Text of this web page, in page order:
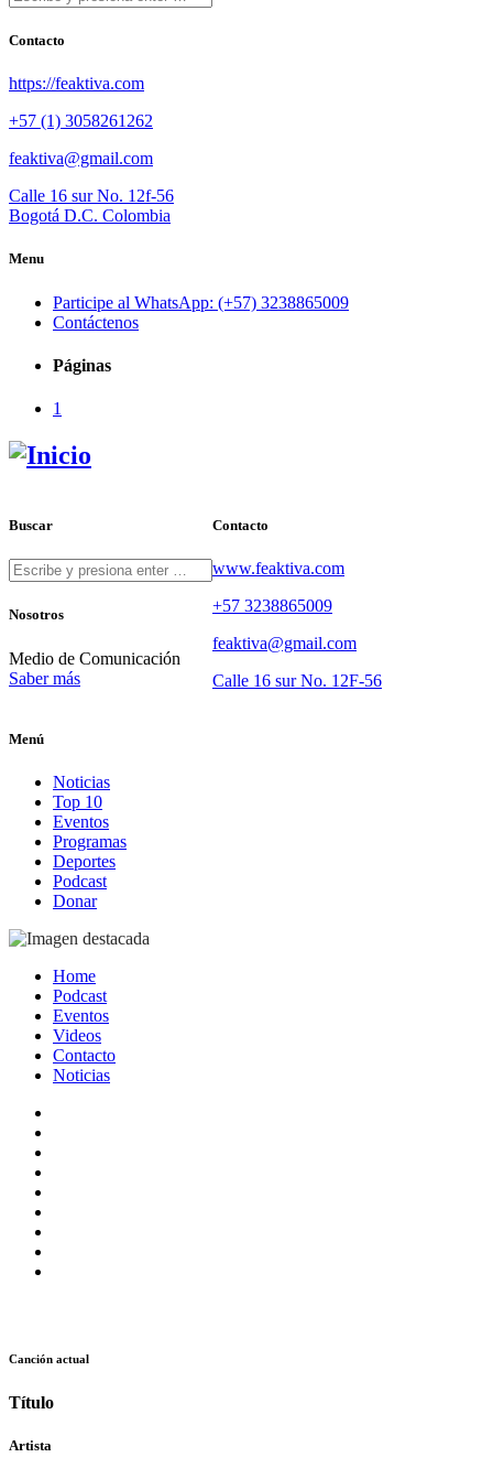
Contacto
https://feaktiva.com
+57 (1) 3058261262
feaktiva@gmail.com
Calle 16 sur No. 12f-56
Bogotá D.C. Colombia
Menu
Participe al WhatsApp: (+57) 3238865009
Contáctenos
Páginas
1
Buscar Contacto
www.feaktiva.com
+57 3238865009
feaktiva@gmail.com
Calle 16 sur No. 12F-56
Nosotros
Medio de Comunicación
Saber más
Menú
Noticias
Top 10
Eventos
Programas
Deportes
Podcast
Donar
Home
Podcast
Eventos
Videos
Contacto
Noticias
Canción actual
Título
Artista